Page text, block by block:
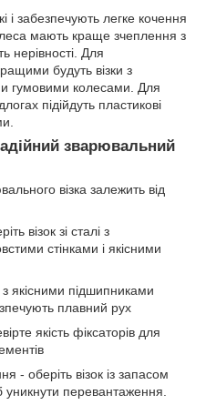
і забезпечують легке кочення
мають краще зчеплення з
нерівності. Для
будуть візки з
гумовими колесами. Для
підійдуть пластикові
зварювальний
візка залежить від
візок зі сталі з
стінками і якісними
з якісними підшипниками
плавний рух
якість фіксаторів для
- оберіть візок із запасом
уникнути перевантаження.